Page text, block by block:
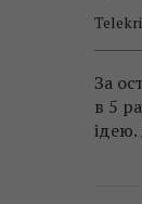
За
в 5